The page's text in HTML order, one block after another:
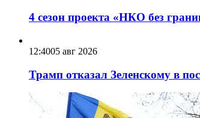
4 сезон проекта «НКО без
12:4005 авг 2026
Трамп отказал Зеленскому в